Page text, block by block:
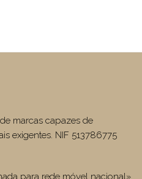
marcas capazes de
exigentes. NIF 513786775
para rede móvel nacional»